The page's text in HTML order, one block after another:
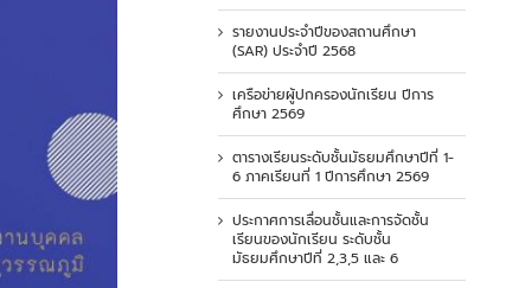
รายงานประจำปีของสถานศึกษา
(SAR) ประจำปี 2568
เครือข่ายผู้ปกครองนักเรียน ปีการ
ศึกษา 2569
ตารางเรียนระดับชั้นมัธยมศึกษาปีที่ 1-
6 ภาคเรียนที่ 1 ปีการศึกษา 2569
ประกาศการเลื่อนชั้นและการจัดชั้น
เรียนของนักเรียน ระดับชั้น
มัธยมศึกษาปีที่ 2,3,5 และ 6